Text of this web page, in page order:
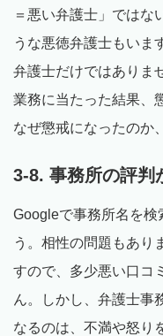
＝悪い弁護士」ではな
うな悪徳弁護士もいま
弁護士だけではありま
業務に当たった結果、
なぜ懲戒になったのか
3-8. 事務所の評判
Googleで事務所名を検
う。相性の問題もあり
すので、多少悪い口コ
ん。しかし、弁護士事
なるのは、不満や怒り